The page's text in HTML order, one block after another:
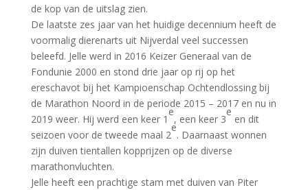
de kop van de uitslag zien.
De laatste zes jaar van het huidige decennium heeft de
voormalig dierenarts uit Nijverdal veel successen
beleefd. Jelle werd in 2016 Keizer Generaal van de
Fondunie 2000 en stond drie jaar op rij op het
ereschavot bij het Kampioenschap Ochtendlossing bij
de Marathon Noord in de periode 2015 – 2017 en nu in
2019 weer. Hij werd een keer 1
e
, een keer 3
e
en dit
seizoen voor de tweede maal 2
e
. Daarnaast wonnen
zijn duiven tientallen kopprijzen op de diverse
marathonvluchten.
Jelle heeft een prachtige stam met duiven van Piter